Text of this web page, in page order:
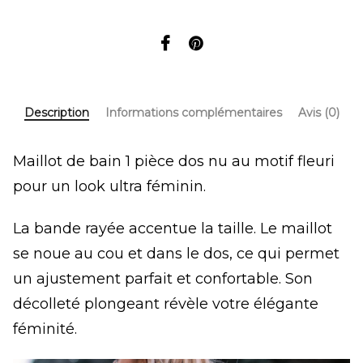
Description Informations complémentaires Avis (0)
Maillot de bain 1 pièce dos nu au motif fleuri
pour un look ultra féminin.
La bande rayée accentue la taille. Le maillot
se noue au cou et dans le dos, ce qui permet
un ajustement parfait et confortable. Son
décolleté plongeant révèle votre élégante
féminité.